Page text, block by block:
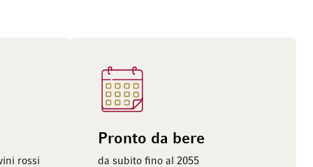
rossi
Pronto da bere
da subito fino al 2055